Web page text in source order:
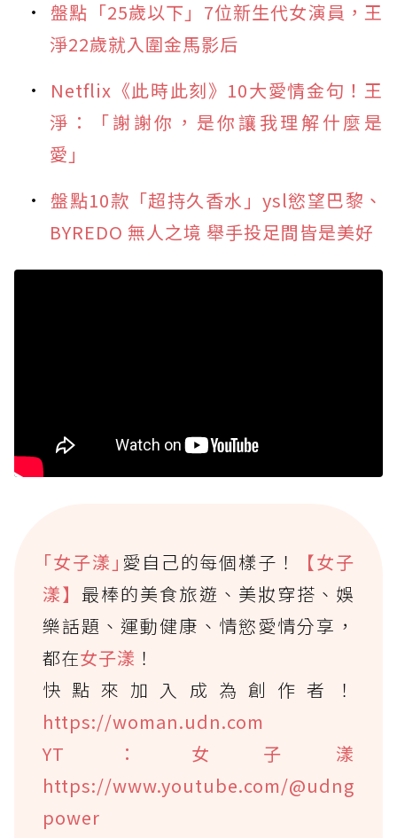
盤點「25歲以下」7位新生代女演員，王
淨22歲就入圍金馬影后
Netflix《此時此刻》10大愛情金句！王
淨：「謝謝你，是你讓我理解什麼是
愛」
盤點10款「超持久香水」ysl慾望巴黎、
BYREDO 無人之境 舉手投足間皆是美好
｢女子漾｣ 愛自己的每個樣子！
【女子
漾】最棒的美食旅遊、美妝穿搭、娛
樂話題、運動健康、情慾愛情分享，
都在女子漾 ！
快點來加入成為創作者！
https://woman.udn.com
YT：女子漾
https://www.youtube.com/@udng
power